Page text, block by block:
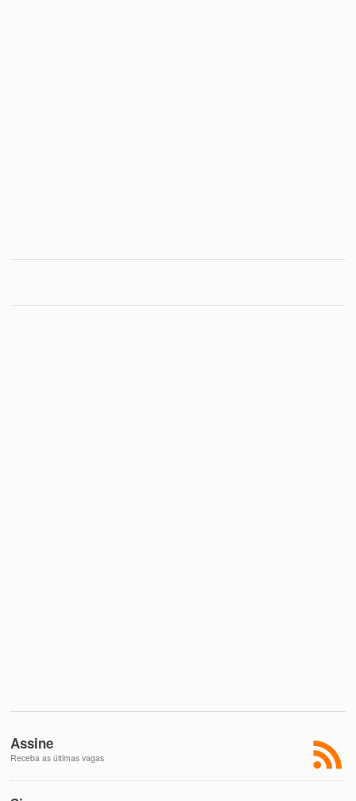
Assine
Receba as últimas vagas